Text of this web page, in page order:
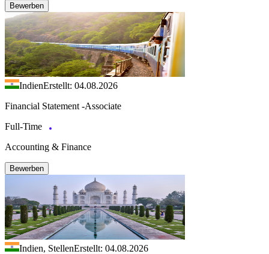
Bewerben
IndienErstellt: 04.08.2026
Financial Statement -Associate
Full-Time
Accounting & Finance
Bewerben
Indien, StellenErstellt: 04.08.2026